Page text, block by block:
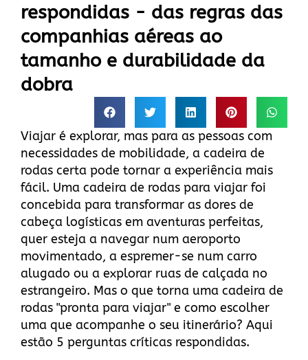
respondidas - das regras das
companhias aéreas ao
tamanho e durabilidade da
dobra
Viajar é explorar, mas para as pessoas com
necessidades de mobilidade, a cadeira de
rodas certa pode tornar a experiência mais
fácil. Uma cadeira de rodas para viajar foi
concebida para transformar as dores de
cabeça logísticas em aventuras perfeitas,
quer esteja a navegar num aeroporto
movimentado, a espremer-se num carro
alugado ou a explorar ruas de calçada no
estrangeiro. Mas o que torna uma cadeira de
rodas "pronta para viajar" e como escolher
uma que acompanhe o seu itinerário? Aqui
estão 5 perguntas críticas respondidas.